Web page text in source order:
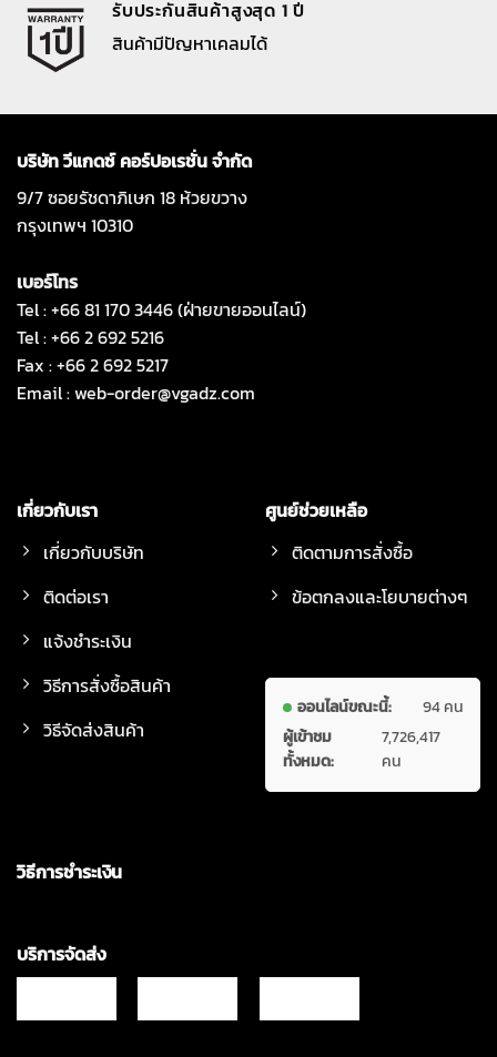
รับประกันสินค้าสูงสุด 1 ปี
สินค้ามีปัญหาเคลมได้
บริษัท วีแกดซ์ คอร์ปอเรชั่น จำกัด
9/7 ซอยรัชดาภิเษก 18 ห้วยขวาง
กรุงเทพฯ 10310
เบอร์โทร
Tel : +66 81 170 3446 (ฝ่ายขายออนไลน์)
Tel : +66 2 692 5216
Fax : +66 2 692 5217
Email :web-order@vgadz.com
เกี่ยวกับเรา
เกี่ยวกับบริษัท
ติดต่อเรา
แจ้งชำระเงิน
วิธีการสั่งซื้อสินค้า
วิธีจัดส่งสินค้า
ศูนย์ช่วยเหลือ
ติดตามการสั่งซื้อ
ข้อตกลงและโยบายต่างๆ
ออนไลน์ขณะนี้:
94 คน
ผู้เข้าชม
ทั้งหมด:
7,726,417
คน
วิธีการชำระเงิน
บริการจัดส่ง